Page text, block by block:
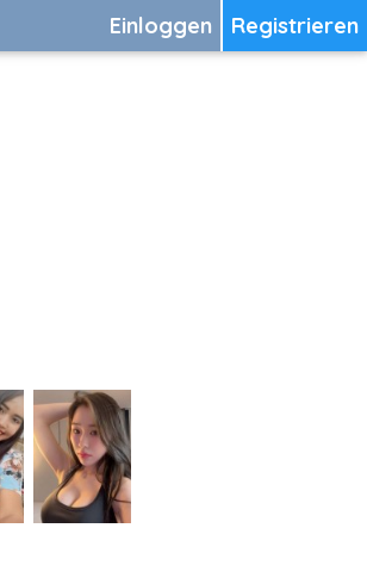
Registrieren
Einloggen